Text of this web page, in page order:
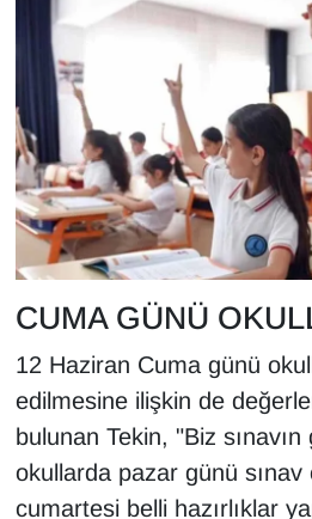
CUMA GÜNÜ
12 Haziran Cuma günü
edilmesine ilişkin de
bulunan Tekin, "Biz
okullarda pazar günü sınav
cumartesi belli hazırlıklar